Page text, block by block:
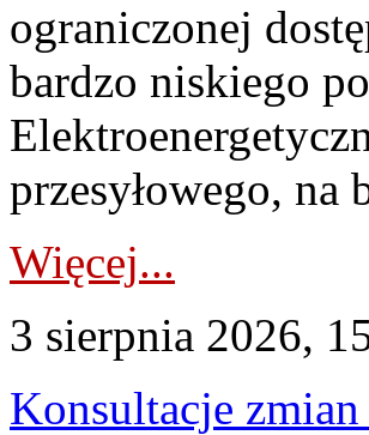
ograniczonej
bardzo niskiego
przesyłowego, na
Więcej...
3 sierpnia 2026,
Konsultacje